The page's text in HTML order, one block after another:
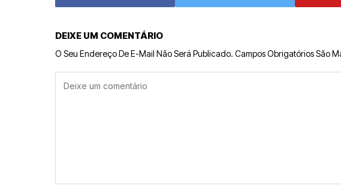
DEIXE UM COMENTÁRIO
O Seu Endereço De E-Mail Não Será Publicado. Campos Obrigatórios São